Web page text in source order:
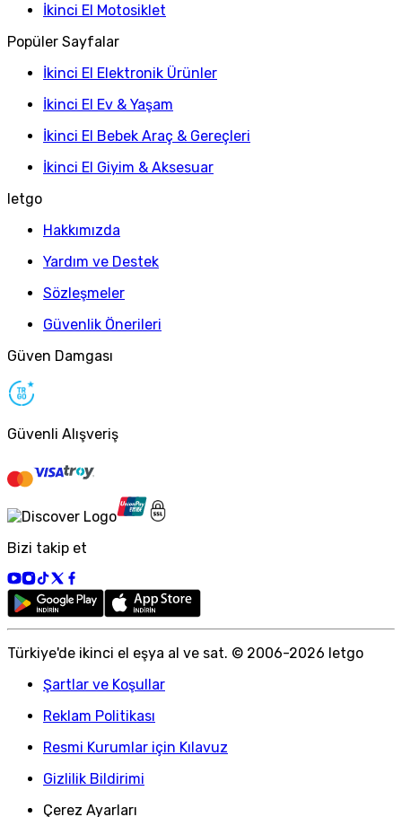
İkinci El Motosiklet
Popüler Sayfalar
İkinci El Elektronik Ürünler
İkinci El Ev & Yaşam
İkinci El Bebek Araç & Gereçleri
İkinci El Giyim & Aksesuar
letgo
Hakkımızda
Yardım ve Destek
Sözleşmeler
Güvenlik Önerileri
Güven Damgası
Güvenli Alışveriş
Bizi takip et
Türkiye'de ikinci el eşya al ve sat. © 2006-2026 letgo
Şartlar ve Koşullar
Reklam Politikası
Resmi Kurumlar için Kılavuz
Gizlilik Bildirimi
Çerez Ayarları